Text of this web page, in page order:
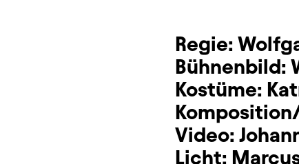
Regie:
Bühnenbild:
Kostüme:
Video:
Licht: